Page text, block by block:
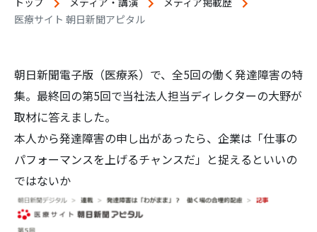
医療サイト 朝日新聞アピタル
朝日新聞電子版（医療系）で、全5回の働く発達障害の特
集。最終回の第5回で当社法人担当ディレクターの大野が
取材に答えました。
本人から発達障害の申し出があったら、企業は「仕事の
パフォーマンスを上げるチャンスだ」と捉えるといいの
ではないか